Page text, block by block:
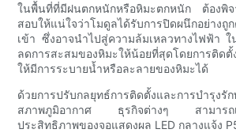
ในพื้นที่ที่มีฝนตกหนักหรือหิมะตกหนัก ต้องพิ
สอบให้แน่ใจว่าโมดูลได้รับการปิดผนึกอย่างถู
เข้า ซึ่งอาจนำไปสู่ความล้มเหลวทางไฟฟ้า
ลดการสะสมของหิมะให้น้อยที่สุดโดยการติดตั้
ให้มีการระบายน้ำหรือละลายของหิมะได้
ด้วยการปรับกลยุทธ์การติดตั้งและการบำรุงรั
สภาพภูมิอากาศ ธุรกิจต่างๆ สามารถเ
ประสิทธิภาพของจอแสดงผล LED กลางแจ้ง